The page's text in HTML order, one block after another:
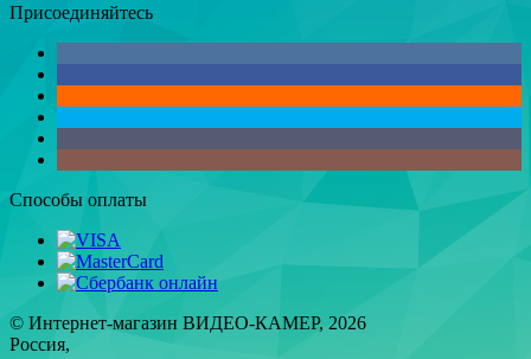
Присоединяйтесь
Способы оплаты
© Интернет-магазин ВИДЕО-КАМЕР, 2026
Россия,